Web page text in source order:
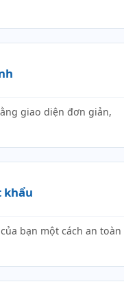
giao diện đơn giản,
khẩu
bạn một cách an toàn